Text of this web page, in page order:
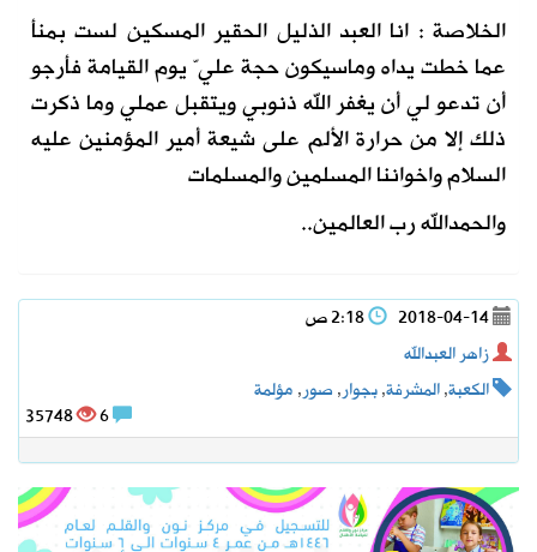
الخلاصة : انا العبد الذليل الحقير المسكين لست بمنأ
عما خطت يداه وماسيكون حجة عليّ يوم القيامة فأرجو
أن تدعو لي أن يغفر الله ذنوبي ويتقبل عملي وما ذكرت
ذلك إلا من حرارة الألم على شيعة أمير المؤمنين عليه
السلام واخواننا المسلمين والمسلمات
والحمدالله رب العالمين..
2018-04-14
زاهر العبدالله
الكعبة,المشرفة,بجوار, صور, مؤلمة
35748